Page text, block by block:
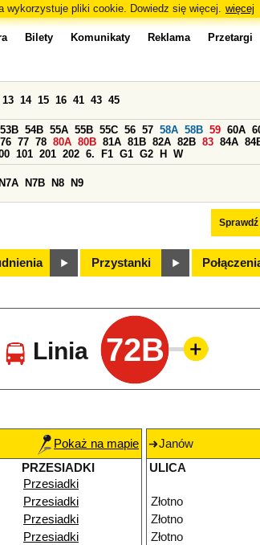
wykorzystuje pliki cookie. Dowiedz się więcej. więcej
Bilety Komunikaty Reklama Przetargi
Sprawdź
13 14 15 16 41 43 45
53B 54B 55A 55B 55C 56 57 58A 58B 59 60A
76 77 78 80A 80B 81A 81B 82A 82B 83 84A
101 201 202 6. F1 G1 G2 H W
N7A N7B N8 N9
Przystanki
Linia 72B
Pokaż na mapie
PRZESIADKI
Przesiadki
Przesiadki
Przesiadki
Przesiadki
Janów
ULICA
Złotno
Złotno
Złotno